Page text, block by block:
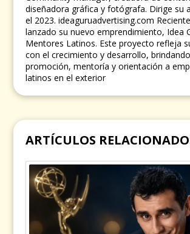
diseñadora gráfica y fotógrafa. Dirige su
el 2023. ideaguruadvertising.com
lanzado su nuevo emprendimiento, Idea
Mentores Latinos. Este proyecto refleja
con el crecimiento y desarrollo,
promoción, mentoría y orientación a
latinos en el exterior
ARTÍCULOS